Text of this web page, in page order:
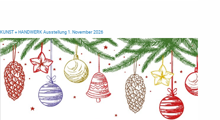
KUNST + HANDWERK Ausstellung 1. November 2026